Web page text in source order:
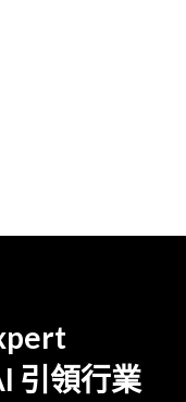
引領行業